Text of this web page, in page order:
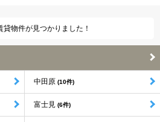
物件が見つかりました！
中田原 (10件)
富士見 (6件)